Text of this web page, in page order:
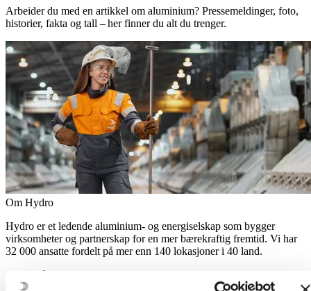
Arbeider du med en artikkel om aluminium? Pressemeldinger, foto,
historier, fakta og tall – her finner du alt du trenger.
Om Hydro
Hydro er et ledende aluminium- og energiselskap som bygger
virksomheter og partnerskap for en mer bærekraftig fremtid. Vi har
32 000 ansatte fordelt på mer enn 140 lokasjoner i 40 land.
Gå til: